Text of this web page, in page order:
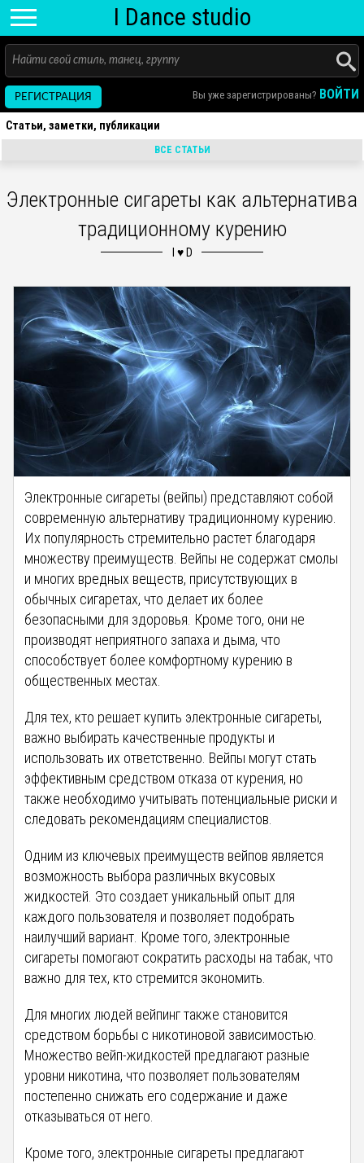
I Dance studio
Вы уже зарегистрированы? ВОЙТИ
РЕГИСТРАЦИЯ
Статьи, заметки, публикации
ВСЕ СТАТЬИ
Электронные сигареты как альтернатива
традиционному курению
Электронные сигареты (вейпы) представляют собой
современную альтернативу традиционному курению.
Их популярность стремительно растет благодаря
множеству преимуществ. Вейпы не содержат смолы
и многих вредных веществ, присутствующих в
обычных сигаретах, что делает их более
безопасными для здоровья. Кроме того, они не
производят неприятного запаха и дыма, что
способствует более комфортному курению в
общественных местах.
Для тех, кто решает купить электронные сигареты,
важно выбирать качественные продукты и
использовать их ответственно. Вейпы могут стать
эффективным средством отказа от курения, но
также необходимо учитывать потенциальные риски и
следовать рекомендациям специалистов.
Одним из ключевых преимуществ вейпов является
возможность выбора различных вкусовых
жидкостей. Это создает уникальный опыт для
каждого пользователя и позволяет подобрать
наилучший вариант. Кроме того, электронные
сигареты помогают сократить расходы на табак, что
важно для тех, кто стремится экономить.
Для многих людей вейпинг также становится
средством борьбы с никотиновой зависимостью.
Множество вейп-жидкостей предлагают разные
уровни никотина, что позволяет пользователям
постепенно снижать его содержание и даже
отказываться от него.
Кроме того, электронные сигареты предлагают